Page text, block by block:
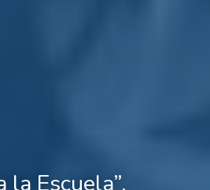
la Escuela”,